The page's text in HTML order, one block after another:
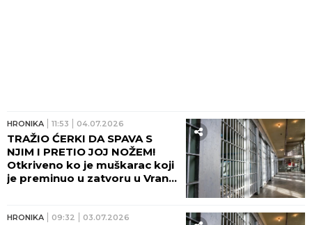
HRONIKA 11:53 04.07.2026
TRAŽIO ĆERKI DA SPAVA S
NJIM I PRETIO JOJ NOŽEM!
Otkriveno ko je muškarac koji
je preminuo u zatvoru u Vranju
HRONIKA 09:32 03.07.2026